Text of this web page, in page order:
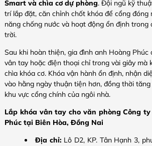
Smart và chìa cơ dự phòng. Đội ngũ kỹ
trí lắp đặt, căn chỉnh chốt khóa để cổng đóng
năng chống nước và hoạt động ổn định trong
trời.
Sau khi hoàn thiện, gia đình anh Hoàng
vân tay hoặc điện thoại chỉ trong vài giây mà
chìa khóa cơ. Khóa vận hành ổn định, nhận
vào hằng ngày thuận tiện hơn, đồng thời
khu vực cổng chính của ngôi nhà.
Lắp khóa vân tay cho văn phòng Công ty
Phúc tại Biên Hòa, Đồng Nai
Địa chỉ: Lô D2, KP. Tân Hạnh 3,